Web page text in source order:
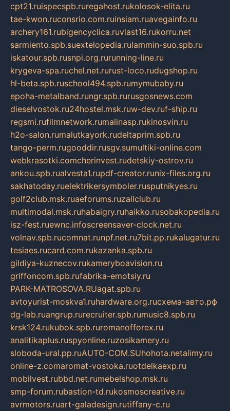
cpt21.ruispecspb.ruregahost.rukolosok-elita.ru
tae-kwon.ruconsrio.com.ruinsiam.ruavegainfo.ru
archery161.rubigencyclica.ruvlast16.rukorru.net
sarmiento.spb.suextelopedia.rulammin-suo.spb.ru
iskatour.spb.rusnpi.org.rurunning-line.ru
krygeva-spa.ruchel.net.rurust-loco.rudugshop.ru
hl-beta.spb.ruschool494.spb.rumymubaby.ru
epoha-metalband.rungr.spb.rurusgosnews.com
dieselvostok.ru24hostel.msk.ruw-dev.ruf-ship.ru
regsmi.rufilmnetwork.rumalinasp.rukinosvin.ru
h2o-salon.rumalutkayork.rudeltaprim.spb.ru
tango-perm.rugooddir.rusgv.sumultiki-online.com
webkrasotki.comcherinvest.rudetskiy-ostrov.ru
ankou.spb.rualvesta1.rupdf-creator.runix-files.org.ru
sakhatoday.ruelektrikersymboler.rusputnikyes.ru
golf2club.msk.ruaeforums.ruzallclub.ru
multimodal.msk.ruhabaigry.ruhaikko.rusobakopedia.ru
isz-fest.ruewnc.infoscreensaver-clock.net.ru
volnav.spb.rucomnat.runpf.net.ru7bit.pp.rukalugatur.ru
tesiaes.rucard.com.rukazanka.spb.ru
gildiya-kuznecov.rukameryboavision.ru
griffoncom.spb.rufabrika-emotsiy.ru
PARK-MATROSOVA.RUagat.spb.ru
avtoyurist-moskva1.ruhardware.org.ruсхема-авто.рф
dg-lab.ruangrup.rurecruiter.spb.rumusic8.spb.ru
krsk124.rukubok.spb.ruromanofforex.ru
analitikaplus.ruspyonline.ruzosikamery.ru
sloboda-ural.pp.ruAUTO-COM.SUhohota.netalimy.ru
online-z.comaromat-vostoka.ruotdelkaexp.ru
mobilvest.rubbd.net.rumebelshop.msk.ru
smp-forum.rubastion-td.rukosmoscreative.ru
avrmotors.ruart-galadesign.rutiffany-c.ru